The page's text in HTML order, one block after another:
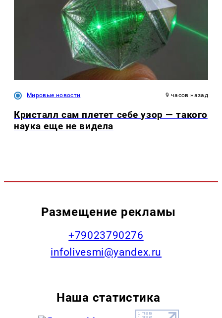
Мировые новости 9 часов назад
Кристалл сам плетет себе узор — такого
наука еще не видела
Размещение рекламы
+79023790276
infolivesmi@yandex.ru
Наша статистика